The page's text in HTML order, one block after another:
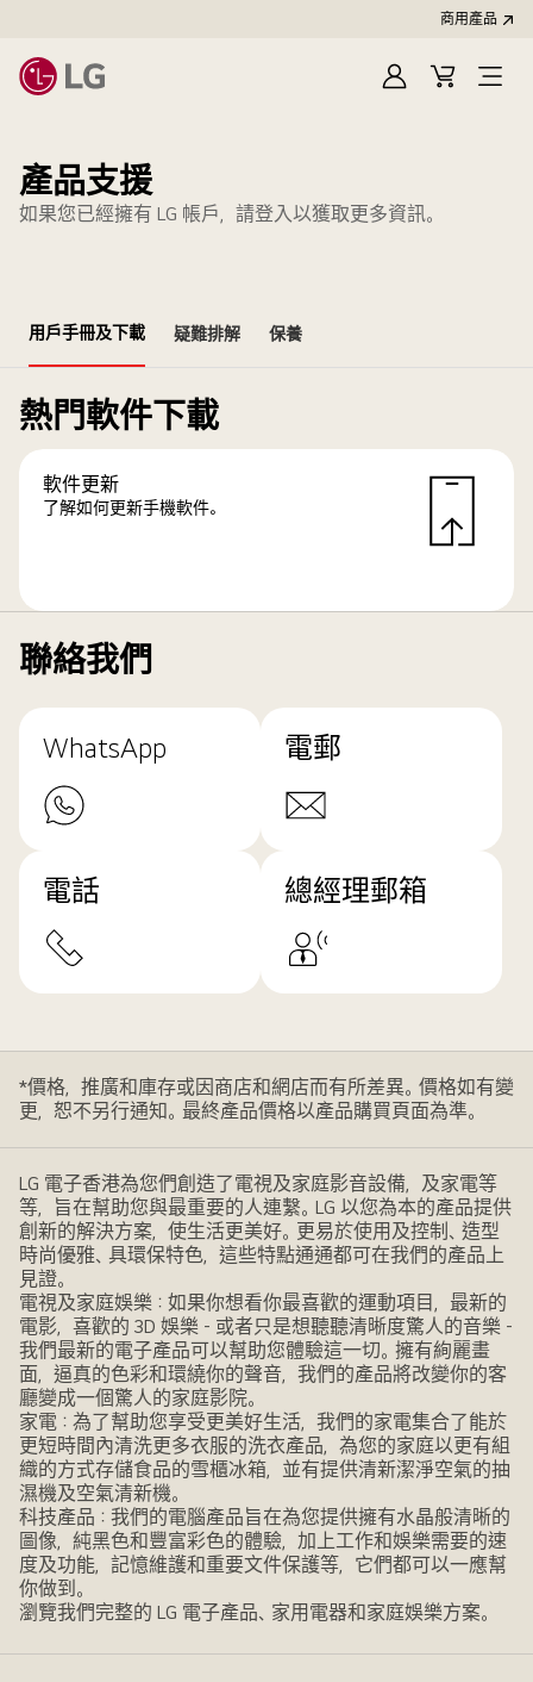
商用產品
登
購
產品支援
如果您已經擁有 LG 帳戶，請登入以獲取更多資訊。
用戶手冊及下載 疑難排解 保養
熱門軟件下載
軟件更新
了解如何更新手機軟件。
聯絡我們
WhatsApp 電郵
電話 總經理郵箱
*價格，推廣和庫存或因商店和網店而有所差異。價格如有變
更，恕不另行通知。最終產品價格以產品購買頁面為準。
LG 電子香港為您們創造了電視及家庭影音設備，及家電等
等，旨在幫助您與最重要的人連繫。LG 以您為本的產品提供
創新的解決方案，使生活更美好。更易於使用及控制、造型
時尚優雅、具環保特色，這些特點通通都可在我們的產品上
見證。
電視及家庭娛樂：如果你想看你最喜歡的運動項目，最新的
電影，喜歡的 3D 娛樂 - 或者只是想聽聽清晰度驚人的音樂 -
我們最新的電子產品可以幫助您體驗這一切。擁有絢麗畫
面，逼真的色彩和環繞你的聲音，我們的產品將改變你的客
廳變成一個驚人的家庭影院。
家電：為了幫助您享受更美好生活，我們的家電集合了能於
更短時間內清洗更多衣服的洗衣產品，為您的家庭以更有組
織的方式存儲食品的雪櫃冰箱，並有提供清新潔淨空氣的抽
濕機及空氣清新機。
科技產品：我們的電腦產品旨在為您提供擁有水晶般清晰的
圖像，純黑色和豐富彩色的體驗，加上工作和娛樂需要的速
度及功能，記憶維護和重要文件保護等，它們都可以一應幫
你做到。
瀏覽我們完整的 LG 電子產品、家用電器和家庭娛樂方案。